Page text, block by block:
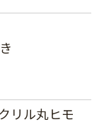
リル丸ヒモ